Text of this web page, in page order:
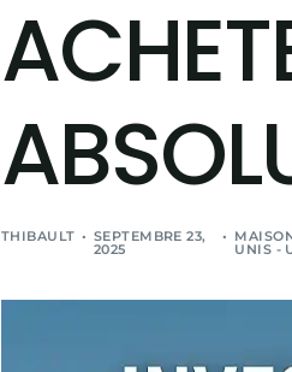
THIBAULT SEPTEMBRE 23,
2025 UNIS -